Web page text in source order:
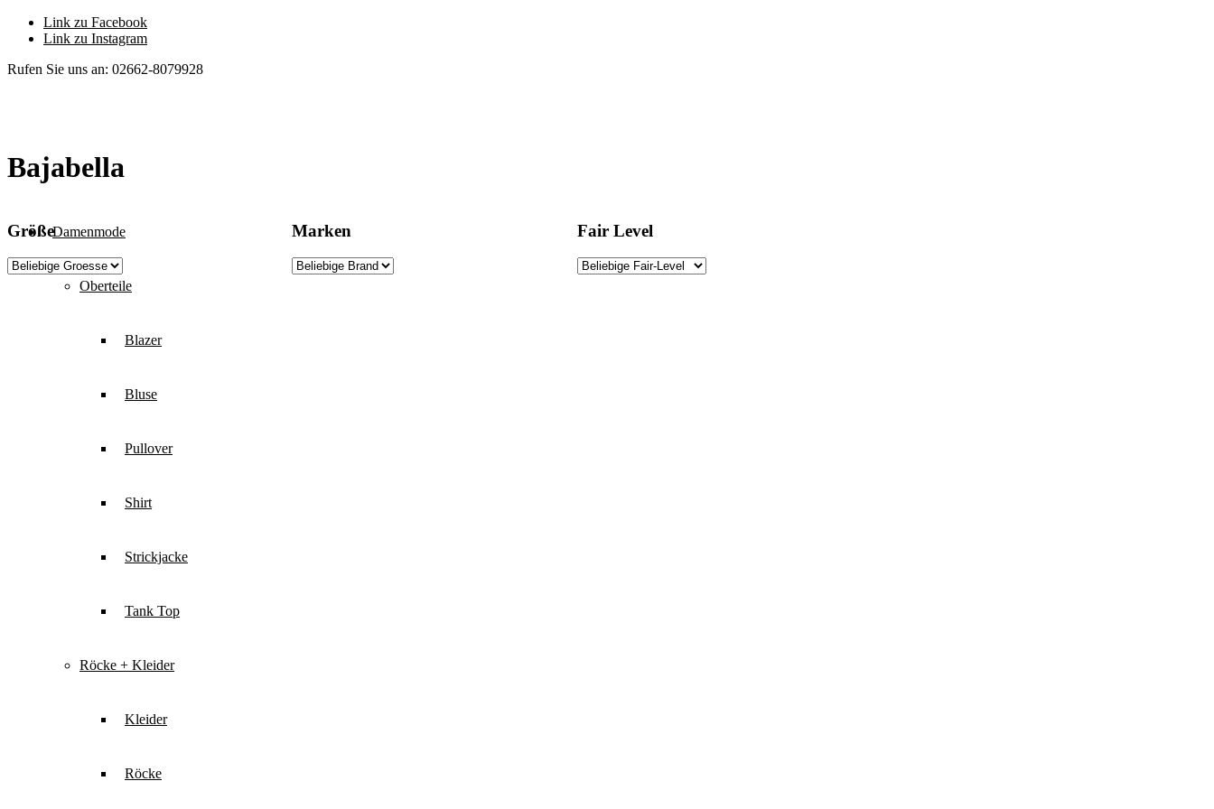
Link zu Facebook
Link zu Instagram
Rufen Sie uns an: 02662-8079928
Damenmode
Oberteile
Blazer
Bluse
Pullover
Shirt
Strickjacke
Tank Top
Röcke + Kleider
Kleider
Röcke
Bajabella
Größe Marken Fair Level